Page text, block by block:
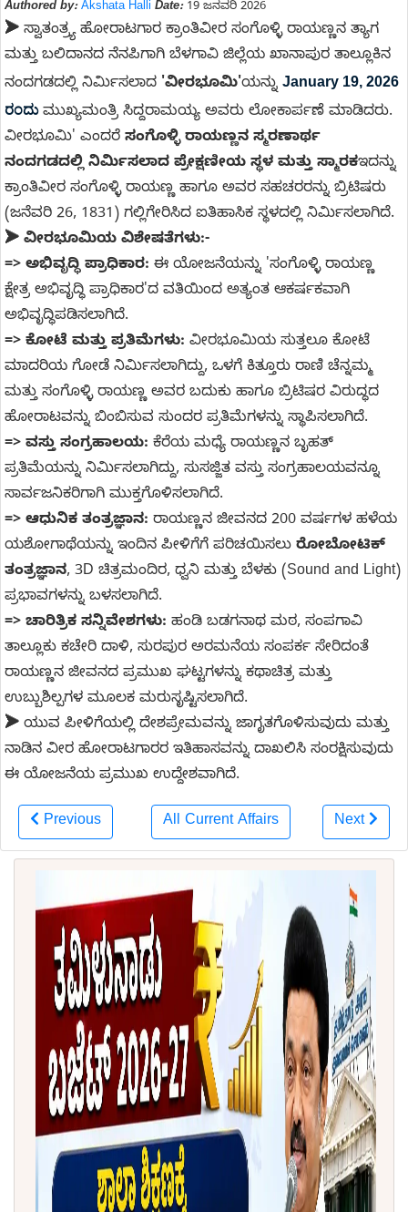
Authored by: Akshata Halli Date:19 ಜನವರಿ 2026
➤ ಸ್ವಾತಂತ್ರ್ಯ ಹೋರಾಟಗಾರ ಕ್ರಾಂತಿವೀರ ಸಂಗೊಳ್ಳಿ ರಾಯಣ್ಣನ ತ್ಯಾಗ
ಮತ್ತು ಬಲಿದಾನದ ನೆನಪಿಗಾಗಿ ಬೆಳಗಾವಿ ಜಿಲ್ಲೆಯ ಖಾನಾಪುರ ತಾಲ್ಲೂಕಿನ
ನಂದಗಡದಲ್ಲಿ ನಿರ್ಮಿಸಲಾದ 'ವೀರಭೂಮಿ'ಯನ್ನು January 19, 2026
ರಂದುಮುಖ್ಯಮಂತ್ರಿ ಸಿದ್ದರಾಮಯ್ಯ ಅವರು ಲೋಕಾರ್ಪಣೆ ಮಾಡಿದರು.
ವೀರಭೂಮಿ' ಎಂದರೆ ಸಂಗೊಳ್ಳಿ ರಾಯಣ್ಣನ ಸ್ಮರಣಾರ್ಥ
ನಂದಗಡದಲ್ಲಿ ನಿರ್ಮಿಸಲಾದ ಪ್ರೇಕ್ಷಣೀಯ ಸ್ಥಳ ಮತ್ತು ಸ್ಮಾರಕಇದನ್ನು
ಕ್ರಾಂತಿವೀರ ಸಂಗೊಳ್ಳಿ ರಾಯಣ್ಣ ಹಾಗೂ ಅವರ ಸಹಚರರನ್ನು ಬ್ರಿಟಿಷರು
(ಜನೆವರಿ 26, 1831) ಗಲ್ಲಿಗೇರಿಸಿದ ಐತಿಹಾಸಿಕ ಸ್ಥಳದಲ್ಲಿ ನಿರ್ಮಿಸಲಾಗಿದೆ.
➤ ವೀರಭೂಮಿಯ ವಿಶೇಷತೆಗಳು:-
=> ಅಭಿವೃದ್ಧಿ ಪ್ರಾಧಿಕಾರ: ಈ ಯೋಜನೆಯನ್ನು 'ಸಂಗೊಳ್ಳಿ ರಾಯಣ್ಣ
ಕ್ಷೇತ್ರ ಅಭಿವೃದ್ಧಿ ಪ್ರಾಧಿಕಾರ'ದ ವತಿಯಿಂದ ಅತ್ಯಂತ ಆಕರ್ಷಕವಾಗಿ
ಅಭಿವೃದ್ಧಿಪಡಿಸಲಾಗಿದೆ.
=> ಕೋಟೆ ಮತ್ತು ಪ್ರತಿಮೆಗಳು: ವೀರಭೂಮಿಯ ಸುತ್ತಲೂ ಕೋಟೆ
ಮಾದರಿಯ ಗೋಡೆ ನಿರ್ಮಿಸಲಾಗಿದ್ದು, ಒಳಗೆ ಕಿತ್ತೂರು ರಾಣಿ ಚೆನ್ನಮ್ಮ
ಮತ್ತು ಸಂಗೊಳ್ಳಿ ರಾಯಣ್ಣ ಅವರ ಬದುಕು ಹಾಗೂ ಬ್ರಿಟಿಷರ ವಿರುದ್ಧದ
ಹೋರಾಟವನ್ನು ಬಿಂಬಿಸುವ ಸುಂದರ ಪ್ರತಿಮೆಗಳನ್ನು ಸ್ಥಾಪಿಸಲಾಗಿದೆ.
=> ವಸ್ತು ಸಂಗ್ರಹಾಲಯ: ಕೆರೆಯ ಮಧ್ಯೆ ರಾಯಣ್ಣನ ಬೃಹತ್
ಪ್ರತಿಮೆಯನ್ನು ನಿರ್ಮಿಸಲಾಗಿದ್ದು, ಸುಸಜ್ಜಿತ ವಸ್ತು ಸಂಗ್ರಹಾಲಯವನ್ನೂ
ಸಾರ್ವಜನಿಕರಿಗಾಗಿ ಮುಕ್ತಗೊಳಿಸಲಾಗಿದೆ.
=> ಆಧುನಿಕ ತಂತ್ರಜ್ಞಾನ: ರಾಯಣ್ಣನ ಜೀವನದ 200 ವರ್ಷಗಳ ಹಳೆಯ
ಯಶೋಗಾಥೆಯನ್ನು ಇಂದಿನ ಪೀಳಿಗೆಗೆ ಪರಿಚಯಿಸಲು ರೋಬೋಟಿಕ್
ತಂತ್ರಜ್ಞಾನ, 3D ಚಿತ್ರಮಂದಿರ, ಧ್ವನಿ ಮತ್ತು ಬೆಳಕು (Sound and Light)
ಪ್ರಭಾವಗಳನ್ನು ಬಳಸಲಾಗಿದೆ.
=> ಚಾರಿತ್ರಿಕ ಸನ್ನಿವೇಶಗಳು: ಹಂಡಿ ಬಡಗನಾಥ ಮಠ, ಸಂಪಗಾವಿ
ತಾಲ್ಲೂಕು ಕಚೇರಿ ದಾಳಿ, ಸುರಪುರ ಅರಮನೆಯ ಸಂಪರ್ಕ ಸೇರಿದಂತೆ
ರಾಯಣ್ಣನ ಜೀವನದ ಪ್ರಮುಖ ಘಟ್ಟಗಳನ್ನು ಕಥಾಚಿತ್ರ ಮತ್ತು
ಉಬ್ಬುಶಿಲ್ಪಗಳ ಮೂಲಕ ಮರುಸೃಷ್ಟಿಸಲಾಗಿದೆ.
➤ ಯುವ ಪೀಳಿಗೆಯಲ್ಲಿ ದೇಶಪ್ರೇಮವನ್ನು ಜಾಗೃತಗೊಳಿಸುವುದು ಮತ್ತು
ನಾಡಿನ ವೀರ ಹೋರಾಟಗಾರರ ಇತಿಹಾಸವನ್ನು ದಾಖಲಿಸಿ ಸಂರಕ್ಷಿಸುವುದು
ಈ ಯೋಜನೆಯ ಪ್ರಮುಖ ಉದ್ದೇಶವಾಗಿದೆ.
Previous All Current Affairs Next